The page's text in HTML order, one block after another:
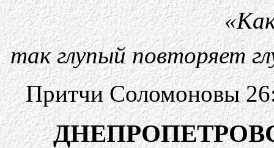
такглупый повторяет
Притчи Соломоновы